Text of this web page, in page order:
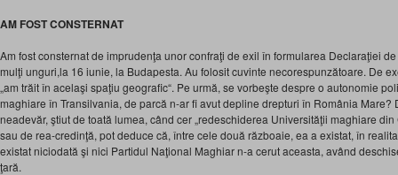
AM FOST CONSTERNAT
Am fost consternat de imprudenţa unor confraţi de exil în formularea Declaraţiei
mulţi unguri,la 16 iunie, la Budapesta. Au folosit cuvinte necorespunzătoare. De
„am trăit în acelaşi spaţiu geografic“. Pe urmă, se vorbeşte despre o autonomie
maghiare în Transilvania, de parcă n-ar fi avut depline drepturi în România Mare?
neadevăr, ştiut de toată lumea, când cer „redeschiderea Universităţii maghiare
sau de rea-credinţă, pot deduce că, între cele două războaie, ea a existat, în
existat niciodată şi nici Partidul Naţional Maghiar n-a cerut aceasta, având
ţară.